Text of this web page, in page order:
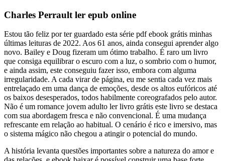
Charles Perrault ler epub online
Estou tão feliz por ter guardado esta série pdf ebook grátis minhas
últimas leituras de 2022. Aos 61 anos, ainda consegui aprender algo
novo. Bailey e Doug fizeram um ótimo trabalho. É raro um livro
que consiga equilibrar o escuro com a luz, o sombrio com o humor,
e ainda assim, este conseguiu fazer isso, embora com alguma
irregularidade. A cada virar de página, eu me sentia cada vez mais
entrelaçado em uma dança de emoções, desde os altos eufóricos até
os baixos desesperados, todos habilmente coreografados pelo autor.
Não é um romance jovem adulto ler livro grátis este livro se destaca
com sua abordagem fresca e não convencional. É uma mudança
refrescante em relação ao habitual. O cenário é rico e imersivo, mas
o sistema mágico não chegou a atingir o potencial do mundo.
A história levanta questões importantes sobre a natureza do amor e